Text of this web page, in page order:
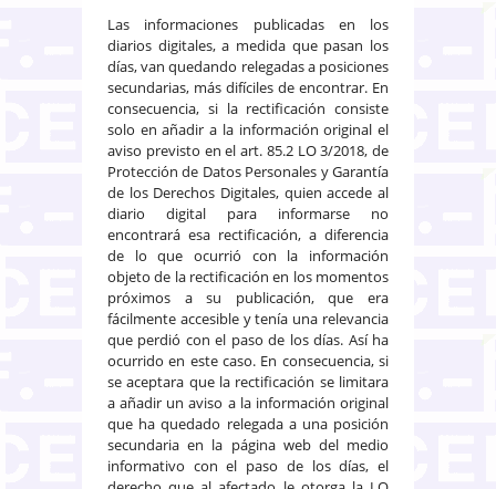
Las informaciones publicadas en los
diarios digitales, a medida que pasan los
días, van quedando relegadas a posiciones
secundarias, más difíciles de encontrar. En
consecuencia, si la rectificación consiste
solo en añadir a la información original el
aviso previsto en el art. 85.2 LO 3/2018, de
Protección de Datos Personales y Garantía
de los Derechos Digitales, quien accede al
diario digital para informarse no
encontrará esa rectificación, a diferencia
de lo que ocurrió con la información
objeto de la rectificación en los momentos
próximos a su publicación, que era
fácilmente accesible y tenía una relevancia
que perdió con el paso de los días. Así ha
ocurrido en este caso. En consecuencia, si
se aceptara que la rectificación se limitara
a añadir un aviso a la información original
que ha quedado relegada a una posición
secundaria en la página web del medio
informativo con el paso de los días, el